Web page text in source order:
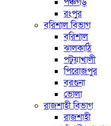
রংপুর
বরিশাল বিভাগ
বরিশাল
ঝালকাঠি
পটুয়াখালী
পিরোজপুর
বরগুনা
ভোলা
রাজশাহী বিভাগ
রাজশাহী